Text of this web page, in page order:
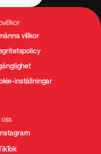
villkor
inställningar
oss